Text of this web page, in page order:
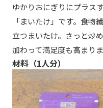
ゆかりおにぎりにプラス
「まいたけ」です。食物
立つまいたけ。さっと炒
加わって満足度も高まりま
材料（1人分）